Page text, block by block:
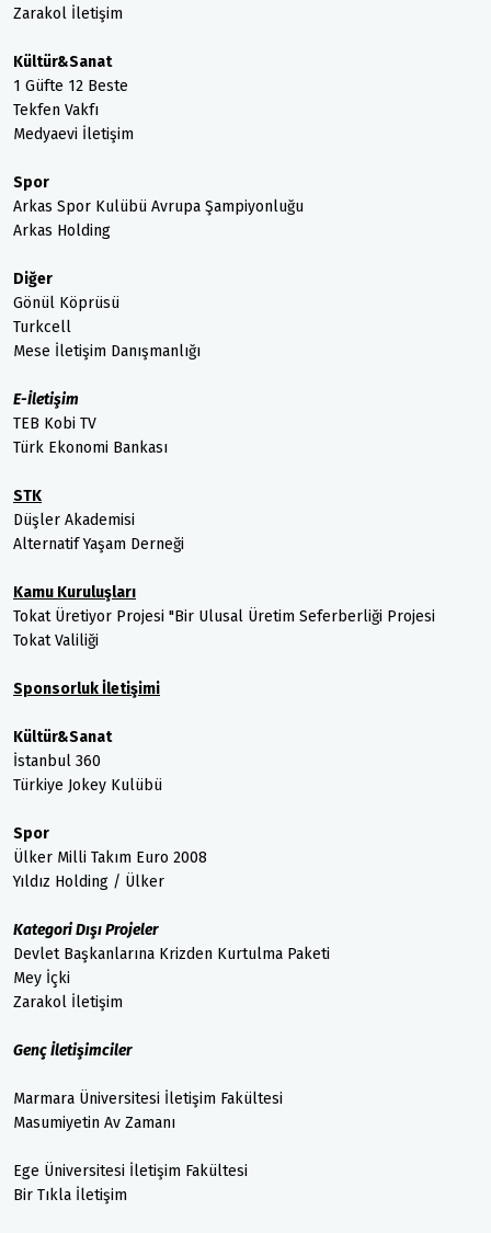
Zarakol İletişim
Kültür&Sanat
1 Güfte 12 Beste
Tekfen Vakfı
Medyaevi İletişim
Spor
Arkas Spor Kulübü Avrupa Şampiyonluğu
Arkas Holding
Diğer
Gönül Köprüsü
Turkcell
Mese İletişim Danışmanlığı
E-İletişim
TEB Kobi TV
Türk Ekonomi Bankası
STK
Düşler Akademisi
Alternatif Yaşam Derneği
Kamu Kuruluşları
Tokat Üretiyor Projesi "Bir Ulusal Üretim Seferberliği Projesi
Tokat Valiliği
Sponsorluk İletişimi
Kültür&Sanat
İstanbul 360
Türkiye Jokey Kulübü
Spor
Ülker Milli Takım Euro 2008
Yıldız Holding / Ülker
Kategori Dışı Projeler
Devlet Başkanlarına Krizden Kurtulma Paketi
Mey İçki
Zarakol İletişim
Genç İletişimciler
Marmara Üniversitesi İletişim Fakültesi
Masumiyetin Av Zamanı
Ege Üniversitesi İletişim Fakültesi
Bir Tıkla İletişim